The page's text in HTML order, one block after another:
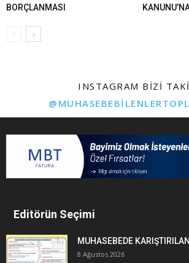
BORÇLANMASI
INSTAGRAM BIZI
Editörün Seçimi
MUHASEBEDE
8 Ağustos 2026